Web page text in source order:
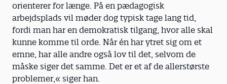
orienterer for længe. På en pædagogisk
arbejdsplads vil møder dog typisk tage lang tid,
fordi man har en demokratisk tilgang, hvor alle skal
kunne komme til orde. Når én har ytret sig om et
emne, har alle andre også lov til det, selvom de
måske ­siger det samme. Det er et af de allerstørste
problemer,« siger han.